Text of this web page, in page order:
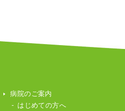
病院のご案内
はじめての方へ